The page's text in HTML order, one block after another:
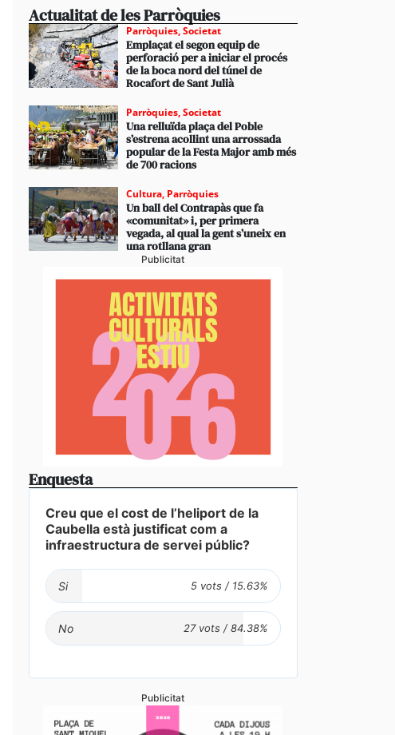
Actualitat de les Parròquies
Parròquies,Societat
Emplaçat el segon equip de
perforació per a iniciar el procés
de la boca nord del túnel de
Rocafort de Sant Julià
Parròquies,Societat
Una relluïda plaça del Poble
s’estrena acollint una arrossada
popular de la Festa Major amb més
de 700 racions
Cultura, Parròquies
Un ball del Contrapàs que fa
«comunitat» i, per primera
vegada, al qual la gent s’uneix en
una rotllana gran
Publicitat
Enquesta
Creu que el cost de l’heliport de la
Caubella està justificat com a
infraestructura de servei públic?
Si
No
Publicitat